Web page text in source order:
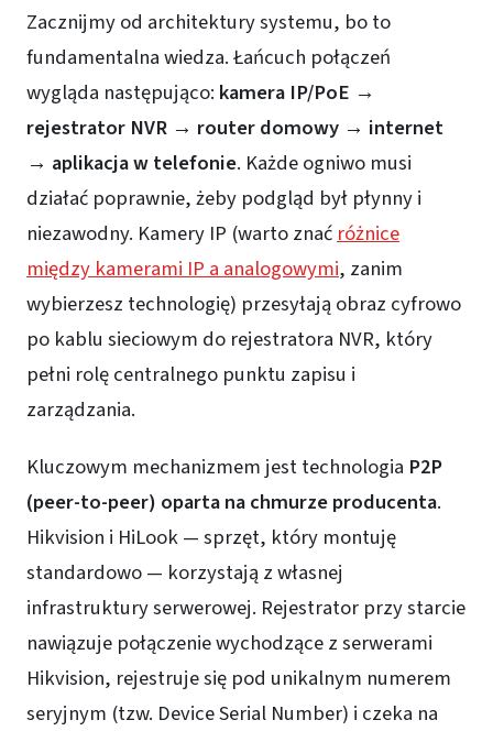
Zacznijmy od architektury systemu, bo to
fundamentalna wiedza. Łańcuch połączeń
wygląda następująco: kamera IP/PoE →
rejestrator NVR → router domowy → internet
→ aplikacja w telefonie. Każde ogniwo musi
działać poprawnie, żeby podgląd był płynny i
niezawodny. Kamery IP (warto znać różnice
między kamerami IP a analogowymi, zanim
wybierzesz technologię) przesyłają obraz cyfrowo
po kablu sieciowym do rejestratora NVR, który
pełni rolę centralnego punktu zapisu i
zarządzania.
Kluczowym mechanizmem jest technologia P2P
(peer-to-peer) oparta na chmurze producenta.
Hikvision i HiLook — sprzęt, który montuję
standardowo — korzystają z własnej
infrastruktury serwerowej. Rejestrator przy starcie
nawiązuje połączenie wychodzące z serwerami
Hikvision, rejestruje się pod unikalnym numerem
seryjnym (tzw. Device Serial Number) i czeka na